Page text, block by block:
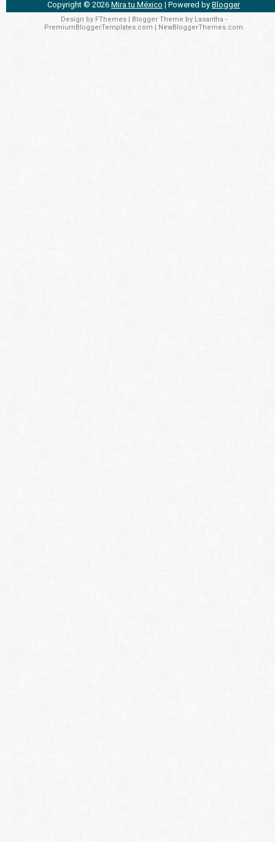
Copyright © 2026 Mira tu México | Powered by Blogger
Design by FThemes| Blogger Theme by Lasantha -
PremiumBloggerTemplates.com
NewBloggerThemes.com